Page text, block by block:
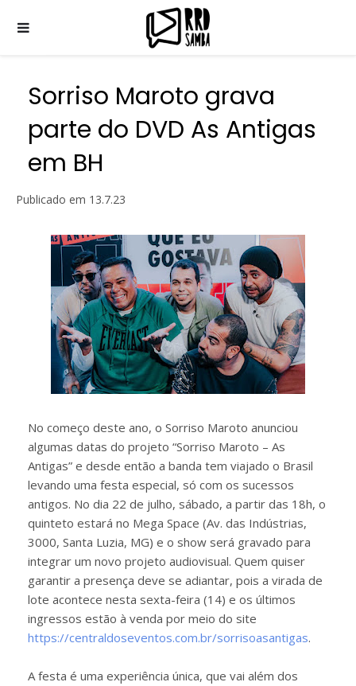
Sorriso Maroto grava
parte do DVD As Antigas
em BH
Publicado em 13.7.23
No começo deste ano, o Sorriso Maroto anunciou
algumas datas do projeto “Sorriso Maroto – As
Antigas” e desde então a banda tem viajado o Brasil
levando uma festa especial, só com os sucessos
antigos. No dia 22 de julho, sábado, a partir das 18h, o
quinteto estará no Mega Space (Av. das Indústrias,
3000, Santa Luzia, MG) e o show será gravado para
integrar um novo projeto audiovisual. Quem quiser
garantir a presença deve se adiantar, pois a virada de
lote acontece nesta sexta-feira (14) e os últimos
ingressos estão à venda por meio do site
https://centraldoseventos.com.br/sorrisoasantigas.
A festa é uma experiência única, que vai além dos